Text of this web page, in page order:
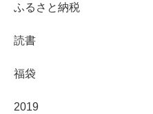
ふるさと納税
読書
福袋
2019